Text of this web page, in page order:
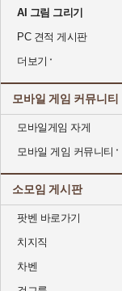
AI 그림 그리기
PC 견적 게시판
더보기
모바일 게임 커뮤니티
모바일게임 자게
모바일 게임 커뮤니티
소모임 게시판
팟벤 바로가기
치지직
차벤